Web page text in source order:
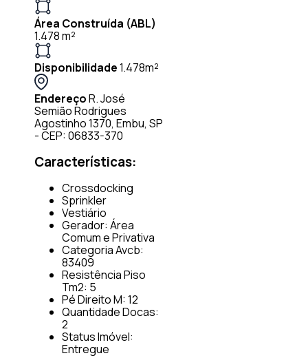
Área Construída (ABL)
1.478 m²
Disponibilidade1.478m²
EndereçoR. José
Semião Rodrigues
Agostinho 1370, Embu, SP
- CEP: 06833-370
Características:
Crossdocking
Sprinkler
Vestiário
Gerador: Área
Comum e Privativa
Categoria Avcb:
83409
Resistência Piso
Tm2: 5
Pé Direito M: 12
Quantidade Docas:
2
Status Imóvel:
Entregue